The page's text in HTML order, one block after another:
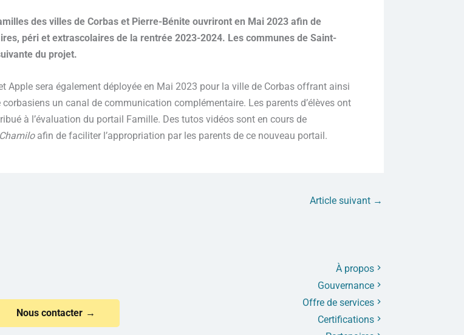
des villes de Corbas et Pierre-Bénite ouvriront en Mai 2023 afin de
péri et extrascolaires de la rentrée 2023-2024. Les communes de Saint-
du projet.
Apple sera également déployée en Mai 2023 pour la ville de Corbas offrant ainsi
un canal de communication complémentaire. Les parents d’élèves ont
à l’évaluation du portail Famille. Des tutos vidéos sont en cours de
Chamilo afin de faciliter l’appropriation par les parents de ce nouveau portail.
Article suivant →
Nous contacter
À propos
Gouvernance
Offre de services
Certifications